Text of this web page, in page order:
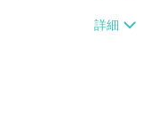
取貨
付款【單件
免運
、滿5件